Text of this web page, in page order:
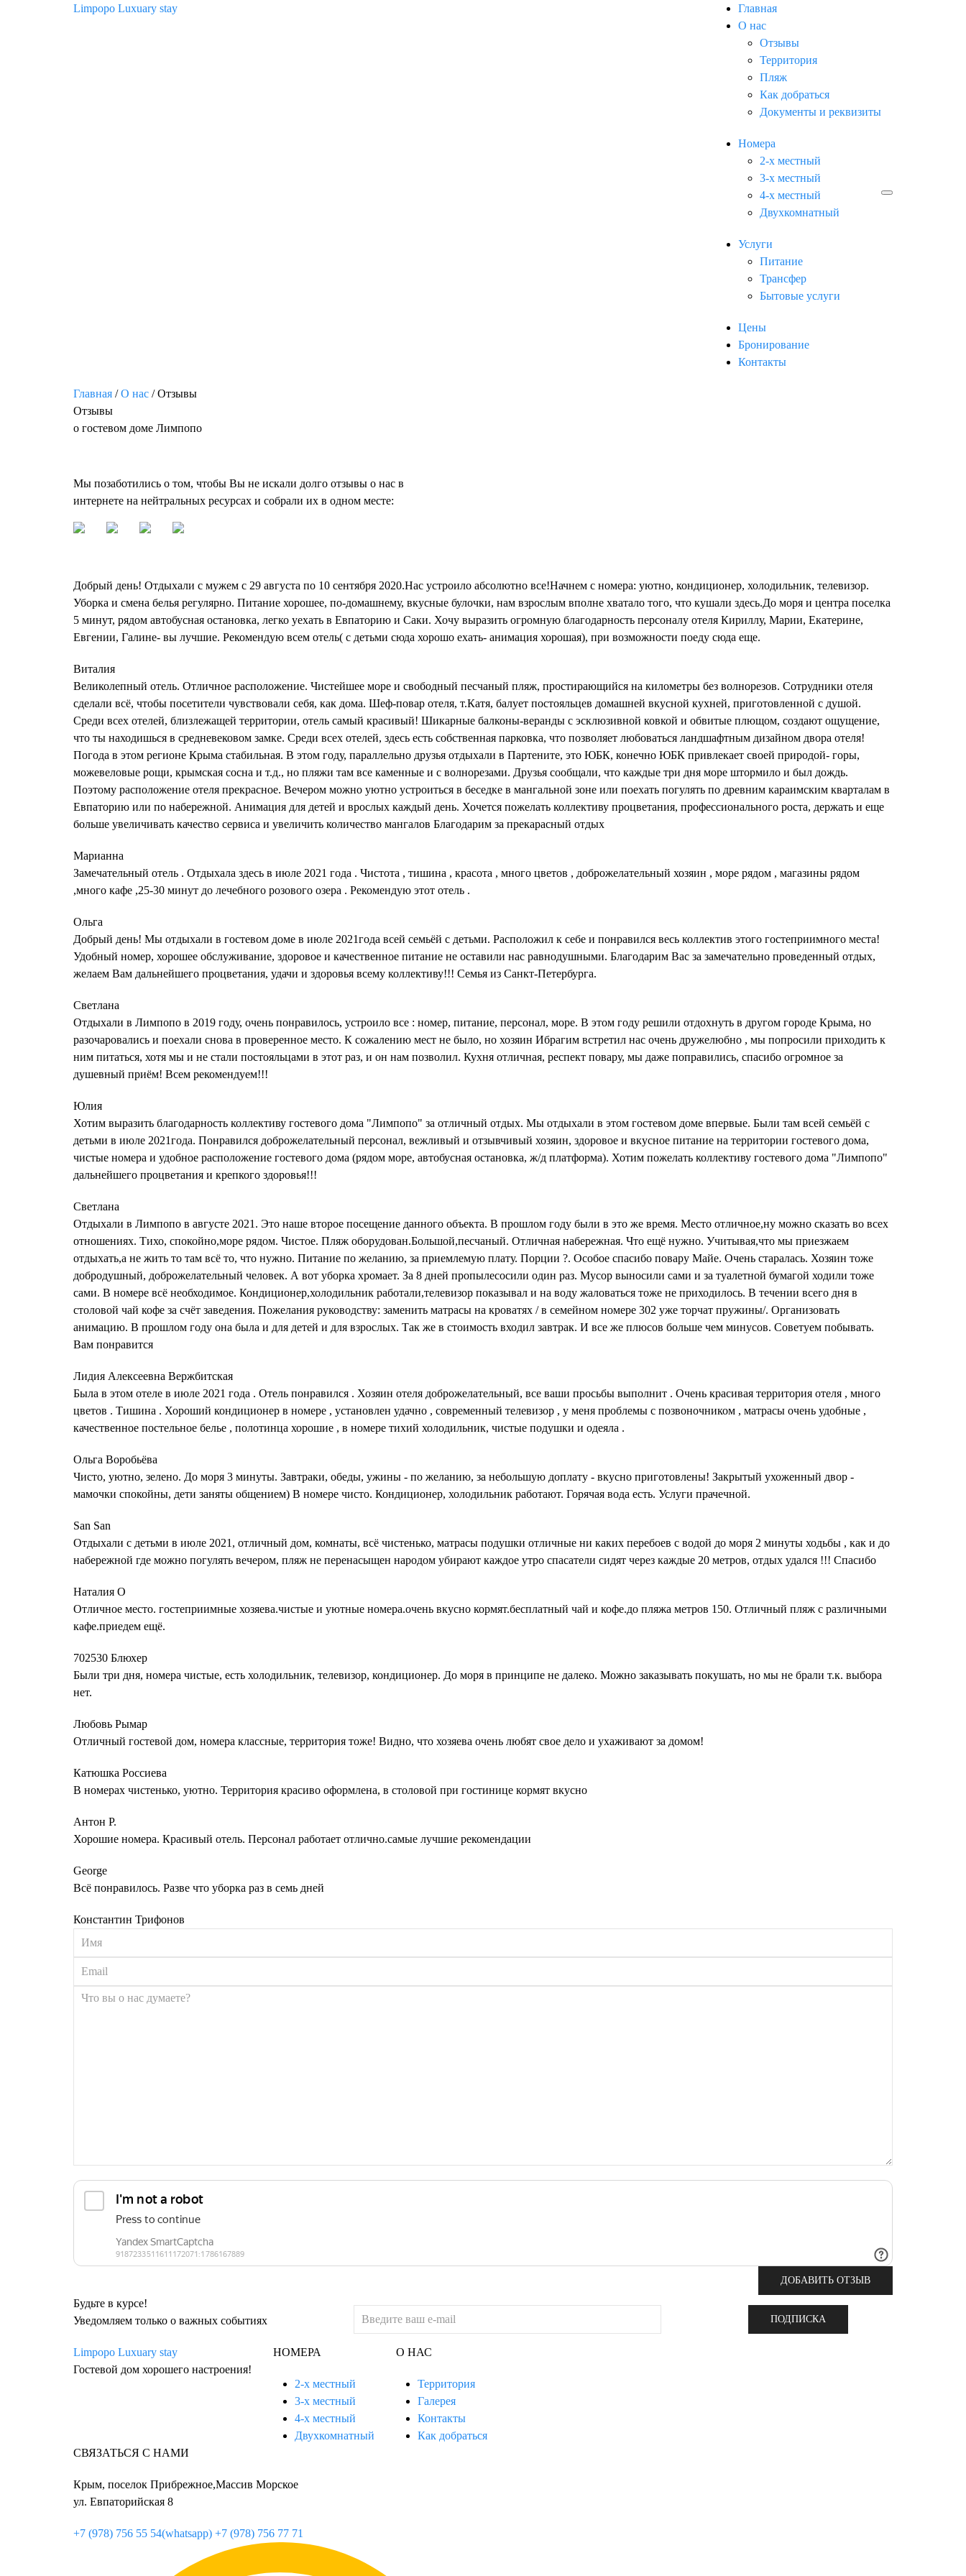
Limpopo Luxuary stay
Главная
О нас
Отзывы
Территория
Пляж
Как добраться
Документы и реквизиты
Номера
2-х местный
3-х местный
4-х местный
Двухкомнатный
Услуги
Питание
Трансфер
Бытовые услуги
Цены
Бронирование
Контакты
Главная /О нас /Отзывы
Отзывы
о гостевом доме Лимпопо
Мы позаботились о том, чтобы Вы не искали долго отзывы о нас в
интернете на нейтральных ресурсах и собрали их в одном месте:
Добрый день! Отдыхали с мужем с 29 августа по 10 сентября 2020.Нас устроило абсолютно все!Начнем с номера: уютно, кондиционер, холодильник, телевизор.
Уборка и смена белья регулярно. Питание хорошее, по-домашнему, вкусные булочки, нам взрослым вполне хватало того, что кушали здесь.До моря и центра поселка
5 минут, рядом автобусная остановка, легко уехать в Евпаторию и Саки. Хочу выразить огромную благодарность персоналу отеля Кириллу, Марии, Екатерине,
Евгении, Галине- вы лучшие. Рекомендую всем отель( с детьми сюда хорошо ехать- анимация хорошая), при возможности поеду сюда еще.
Виталия
Великолепный отель. Отличное расположение. Чистейшее море и свободный песчаный пляж, простирающийся на километры без волнорезов. Сотрудники отеля
сделали всё, чтобы посетители чувствовали себя, как дома. Шеф-повар отеля, т.Катя, балует постояльцев домашней вкусной кухней, приготовленной с душой.
Среди всех отелей, близлежащей территории, отель самый красивый! Шикарные балконы-веранды с эсклюзивной ковкой и обвитые плющом, создают ощущение,
что ты находишься в средневековом замке. Среди всех отелей, здесь есть собственная парковка, что позволяет любоваться ландшафтным дизайном двора отеля!
Погода в этом регионе Крыма стабильная. В этом году, параллельно друзья отдыхали в Партените, это ЮБК, конечно ЮБК привлекает своей природой- горы,
можевеловые рощи, крымская сосна и т.д., но пляжи там все каменные и с волнорезами. Друзья сообщали, что каждые три дня море штормило и был дождь.
Поэтому расположение отеля прекрасное. Вечером можно уютно устроиться в беседке в мангальной зоне или поехать погулять по древним караимским кварталам в
Евпаторию или по набережной. Анимация для детей и врослых каждый день. Хочется пожелать коллективу процветания, профессионального роста, держать и еще
больше увеличивать качество сервиса и увеличить количество мангалов Благодарим за прекарасный отдых
Марианна
Замечательный отель . Отдыхала здесь в июле 2021 года . Чистота , тишина , красота , много цветов , доброжелательный хозяин , море рядом , магазины рядом
,много кафе ,25-30 минут до лечебного розового озера . Рекомендую этот отель .
Ольга
Добрый день! Мы отдыхали в гостевом доме в июле 2021года всей семьёй с детьми. Расположил к себе и понравился весь коллектив этого гостеприимного места!
Удобный номер, хорошее обслуживание, здоровое и качественное питание не оставили нас равнодушными. Благодарим Вас за замечательно проведенный отдых,
желаем Вам дальнейшего процветания, удачи и здоровья всему коллективу!!! Семья из Санкт-Петербурга.
Светлана
Отдыхали в Лимпопо в 2019 году, очень понравилось, устроило все : номер, питание, персонал, море. В этом году решили отдохнуть в другом городе Крыма, но
разочаровались и поехали снова в проверенное место. К сожалению мест не было, но хозяин Ибрагим встретил нас очень дружелюбно , мы попросили приходить к
ним питаться, хотя мы и не стали постояльцами в этот раз, и он нам позволил. Кухня отличная, респект повару, мы даже поправились, спасибо огромное за
душевный приём! Всем рекомендуем!!!
Юлия
Хотим выразить благодарность коллективу гостевого дома "Лимпопо" за отличный отдых. Мы отдыхали в этом гостевом доме впервые. Были там всей семьёй с
детьми в июле 2021года. Понравился доброжелательный персонал, вежливый и отзывчивый хозяин, здоровое и вкусное питание на территории гостевого дома,
чистые номера и удобное расположение гостевого дома (рядом море, автобусная остановка, ж/д платформа). Хотим пожелать коллективу гостевого дома "Лимпопо"
дальнейшего процветания и крепкого здоровья!!!
Светлана
Отдыхали в Лимпопо в августе 2021. Это наше второе посещение данного объекта. В прошлом году были в это же время. Место отличное,ну можно сказать во всех
отношениях. Тихо, спокойно,море рядом. Чистое. Пляж оборудован.Большой,песчаный. Отличная набережная. Что ещё нужно. Учитывая,что мы приезжаем
отдыхать,а не жить то там всё то, что нужно. Питание по желанию, за приемлемую плату. Порции ?. Особое спасибо повару Майе. Очень старалась. Хозяин тоже
добродушный, доброжелательный человек. А вот уборка хромает. За 8 дней пропылесосили один раз. Мусор выносили сами и за туалетной бумагой ходили тоже
сами. В номере всё необходимое. Кондиционер,холодильник работали,телевизор показывал и на воду жаловаться тоже не приходилось. В течении всего дня в
столовой чай кофе за счёт заведения. Пожелания руководству: заменить матрасы на кроватях / в семейном номере 302 уже торчат пружины/. Организовать
анимацию. В прошлом году она была и для детей и для взрослых. Так же в стоимость входил завтрак. И все же плюсов больше чем минусов. Советуем побывать.
Вам понравится
Лидия Алексеевна Вержбитская
Была в этом отеле в июле 2021 года . Отель понравился . Хозяин отеля доброжелательный, все ваши просьбы выполнит . Очень красивая территория отеля , много
цветов . Тишина . Хороший кондиционер в номере , установлен удачно , современный телевизор , у меня проблемы с позвоночником , матрасы очень удобные ,
качественное постельное белье , полотинца хорошие , в номере тихий холодильник, чистые подушки и одеяла .
Ольга Воробьёва
Чисто, уютно, зелено. До моря 3 минуты. Завтраки, обеды, ужины - по желанию, за небольшую доплату - вкусно приготовлены! Закрытый ухоженный двор -
мамочки спокойны, дети заняты общением) В номере чисто. Кондиционер, холодильник работают. Горячая вода есть. Услуги прачечной.
San San
Отдыхали с детьми в июле 2021, отличный дом, комнаты, всё чистенько, матрасы подушки отличные ни каких перебоев с водой до моря 2 минуты ходьбы , как и до
набережной где можно погулять вечером, пляж не перенасыщен народом убирают каждое утро спасатели сидят через каждые 20 метров, отдых удался !!! Спасибо
Наталия О
Отличное место. гостеприимные хозяева.чистые и уютные номера.очень вкусно кормят.бесплатный чай и кофе.до пляжа метров 150. Отличный пляж с различными
кафе.приедем ещё.
702530 Блюхер
Были три дня, номера чистые, есть холодильник, телевизор, кондиционер. До моря в принципе не далеко. Можно заказывать покушать, но мы не брали т.к. выбора
нет.
Любовь Рымар
Отличный гостевой дом, номера классные, территория тоже! Видно, что хозяева очень любят свое дело и ухаживают за домом!
Катюшка Россиева
В номерах чистенько, уютно. Территория красиво оформлена, в столовой при гостинице кормят вкусно
Антон Р.
Хорошие номера. Красивый отель. Персонал работает отлично.самые лучшие рекомендации
George
Всё понравилось. Разве что уборка раз в семь дней
Константин Трифонов
Будьте в курсе!
Уведомляем только о важных событиях
Limpopo Luxuary stay
Гостевой дом хорошего настроения!
НОМЕРА
2-х местный
3-х местный
4-х местный
Двухкомнатный
О НАС
Территория
Галерея
Контакты
Как добраться
СВЯЗАТЬСЯ С НАМИ
Крым, поселок Прибрежное,Массив Морское
ул. Евпаторийская 8
+7 (978) 756 55 54(whatsapp) +7 (978) 756 77 71